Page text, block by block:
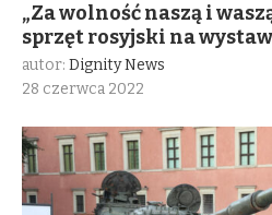
„Za wolność naszą i
sprzęt rosyjski na
autor: Dignity News
28 czerwca 2022